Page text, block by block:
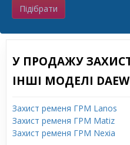
Підібрати
У ПРОДАЖУ
ІНШІ МОДЕЛІ
Захист ременя ГРМ Lanos
Захист ременя ГРМ Matiz
Захист ременя ГРМ Nexia